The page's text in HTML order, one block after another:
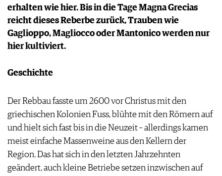
erhalten wie hier. Bis in die Tage Magna Grecias
reicht dieses Reberbe zurück, Trauben wie
Gaglioppo, Magliocco oder Mantonico werden nur
hier kultiviert.
Geschichte
Der Rebbau fasste um 2600 vor Christus mit den
griechischen Kolonien Fuss, blühte mit den Römern auf
und hielt sich fast bis in die Neuzeit – allerdings kamen
meist einfache Massenweine aus den Kellern der
Region. Das hat sich in den letzten Jahrzehnten
geändert, auch kleine Betriebe setzen inzwischen auf